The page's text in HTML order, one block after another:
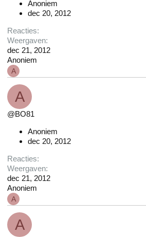
Anoniem
dec 20, 2012
Reacties
Weergaven
dec 21, 2012
Anoniem
A
A
@BO81
Anoniem
dec 20, 2012
Reacties
Weergaven
dec 21, 2012
Anoniem
A
A